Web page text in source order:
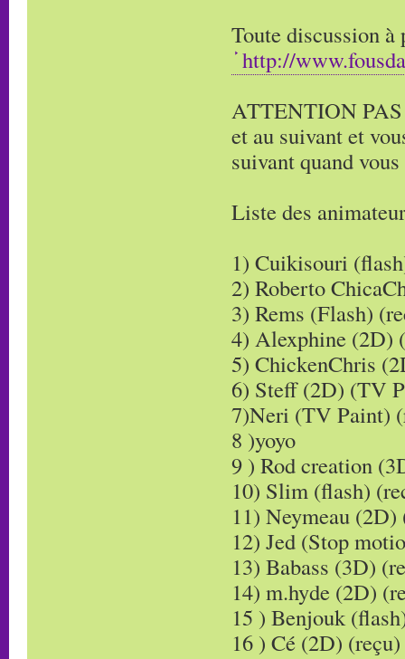
Toute discussion à
http://
ATTENTION PAS
et au suivant et
suivant quand
Liste des
1) Cuikisouri
2) Roberto
3) Rems (Flash)
4) Alexphine (2D)
5) ChickenChris
6) Steff (2D) (TV
7)Neri (TV Paint)
8 )yoyo
9 ) Rod creation
10) Slim (flash)
11) Neymeau (2D)
12) Jed (Stop
13) Babass (3D)
14) m.hyde (2D)
15 ) Benjouk
16 ) Cé (2D) (reçu)